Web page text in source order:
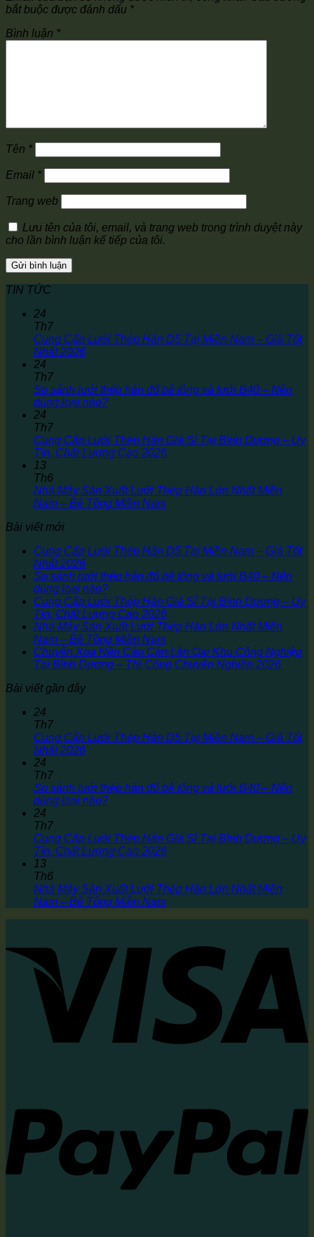
bắt buộc được đánh dấu *
Bình luận *
Tên *
Email *
Trang web
Lưu tên của tôi, email, và trang web trong trình duyệt này
cho lần bình luận kế tiếp của tôi.
TIN TỨC
24
Th7
Cung Cấp Lưới Thép Hàn D5 Tại Miền Nam – Giá Tốt
Nhất 2026
24
Th7
So sánh lưới thép hàn đổ bê tông và lưới B40 – Nên
dùng loại nào?
24
Th7
Cung Cấp Lưới Thép Hàn Giá Sỉ Tại Bình Dương – Uy
Tín, Chất Lượng Cao 2026
13
Th6
Nhà Máy Sản Xuất Lưới Thép Hàn Lớn Nhất Miền
Nam – Bê Tông Miền Nam
Bài viết mới
Cung Cấp Lưới Thép Hàn D5 Tại Miền Nam – Giá Tốt
Nhất 2026
So sánh lưới thép hàn đổ bê tông và lưới B40 – Nên
dùng loại nào?
Cung Cấp Lưới Thép Hàn Giá Sỉ Tại Bình Dương – Uy
Tín, Chất Lượng Cao 2026
Nhà Máy Sản Xuất Lưới Thép Hàn Lớn Nhất Miền
Nam – Bê Tông Miền Nam
Chuyên Xoa Nền Cào Cán Lăn Gai Khu Công Nghiệp
Tại Bình Dương – Thi Công Chuyên Nghiệp 2026
Bài viết gần đây
24
Th7
Cung Cấp Lưới Thép Hàn D5 Tại Miền Nam – Giá Tốt
Nhất 2026
24
Th7
So sánh lưới thép hàn đổ bê tông và lưới B40 – Nên
dùng loại nào?
24
Th7
Cung Cấp Lưới Thép Hàn Giá Sỉ Tại Bình Dương – Uy
Tín, Chất Lượng Cao 2026
13
Th6
Nhà Máy Sản Xuất Lưới Thép Hàn Lớn Nhất Miền
Nam – Bê Tông Miền Nam